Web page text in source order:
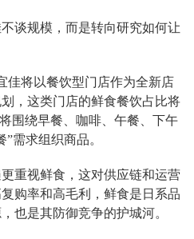
谈规模，而是转向研究如何让
佳将以餐饮型门店作为全新店
，这类门店的鲜食餐饮占比将
围绕早餐、咖啡、午餐、下午
需求组织商品。
重视鲜食，这对供应链和运营
购率和高毛利，鲜食是日系品
也是其防御竞争的护城河。